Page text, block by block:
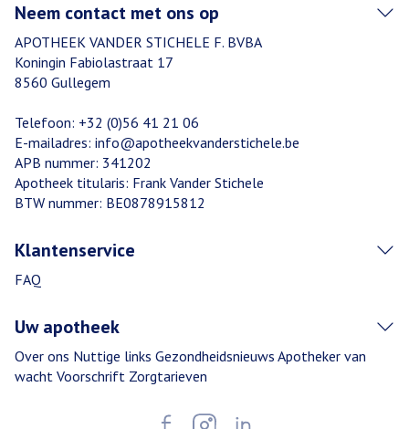
Neem contact met ons op
APOTHEEK VANDER STICHELE F. BVBA
Koningin Fabiolastraat 17
8560 Gullegem
Telefoon: +32 (0)56 41 21 06
E-mailadres: info@apotheekvanderstichele.be
APB nummer: 341202
Apotheek titularis: Frank Vander Stichele
BTW nummer: BE0878915812
Klantenservice
FAQ
Uw apotheek
Over ons Nuttige links Gezondheidsnieuws Apotheker van
wacht Voorschrift Zorgtarieven